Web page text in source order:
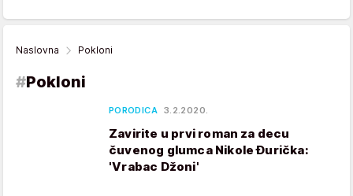
Naslovna Pokloni
#Pokloni
PORODICA 3.2.2020.
Zavirite u prvi roman za decu
čuvenog glumca Nikole Đurička:
'Vrabac Džoni'